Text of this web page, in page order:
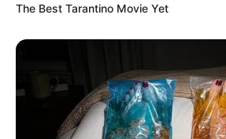
The Best Tarantino Movie Yet